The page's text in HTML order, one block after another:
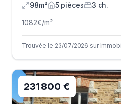
98m²
5 pièces 3 ch.
1082€/m²
Trouvée le 23/07/2026 sur
231 800 €